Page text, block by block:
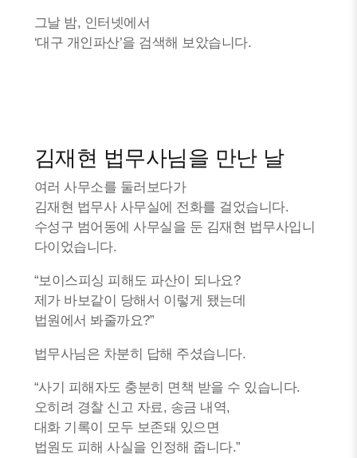
그날 밤, 인터넷에서
‘대구 개인파산’을 검색해 보았습니다.
김재현 법무사님을 만난 날
여러 사무소를 둘러보다가
김재현 법무사 사무실에 전화를 걸었습니다.
수성구 범어동에 사무실을 둔 김재현 법무사입니
다이었습니다.
“보이스피싱 피해도 파산이 되나요?
제가 바보같이 당해서 이렇게 됐는데
법원에서 봐줄까요?”
법무사님은 차분히 답해 주셨습니다.
“사기 피해자도 충분히 면책 받을 수 있습니다.
오히려 경찰 신고 자료, 송금 내역,
대화 기록이 모두 보존돼 있으면
법원도 피해 사실을 인정해 줍니다.”